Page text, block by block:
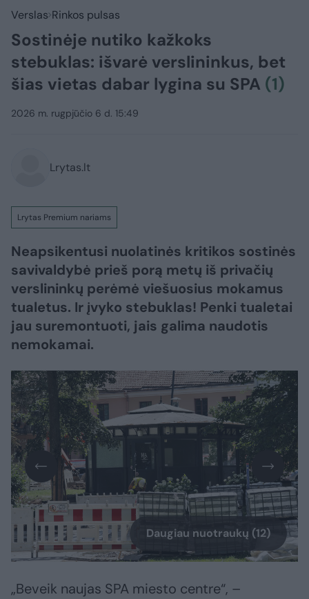
Verslas Rinkos pulsas
Sostinėje nutiko kažkoks
stebuklas: išvarė verslininkus, bet
šias vietas dabar lygina su SPA (1)
2026 m. rugpjūčio 6 d. 15:49
Lrytas.lt
Lrytas Premium nariams
Neapsikentusi nuolatinės kritikos sostinės
savivaldybė prieš porą metų iš privačių
verslininkų perėmė viešuosius mokamus
tualetus. Ir įvyko stebuklas! Penki tualetai
jau suremontuoti, jais galima naudotis
nemokamai.
Daugiau nuotraukų (12)
„Beveik naujas SPA miesto centre“, –